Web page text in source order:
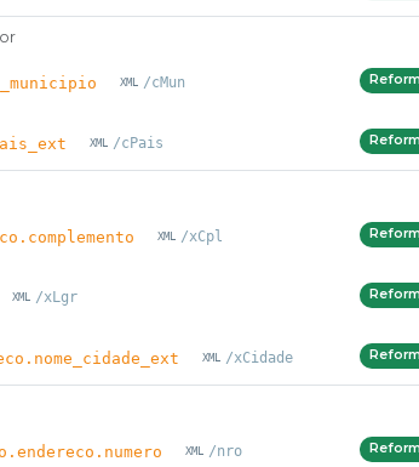
/cMun
/cPais
/xCpl
/xLgr
/xCidade
/nro